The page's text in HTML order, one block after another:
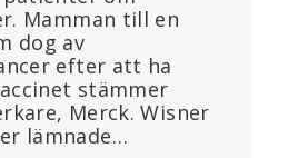
Mamman till en
dog av
efter att ha
stämmer
Merck. Wisner
lämnade…